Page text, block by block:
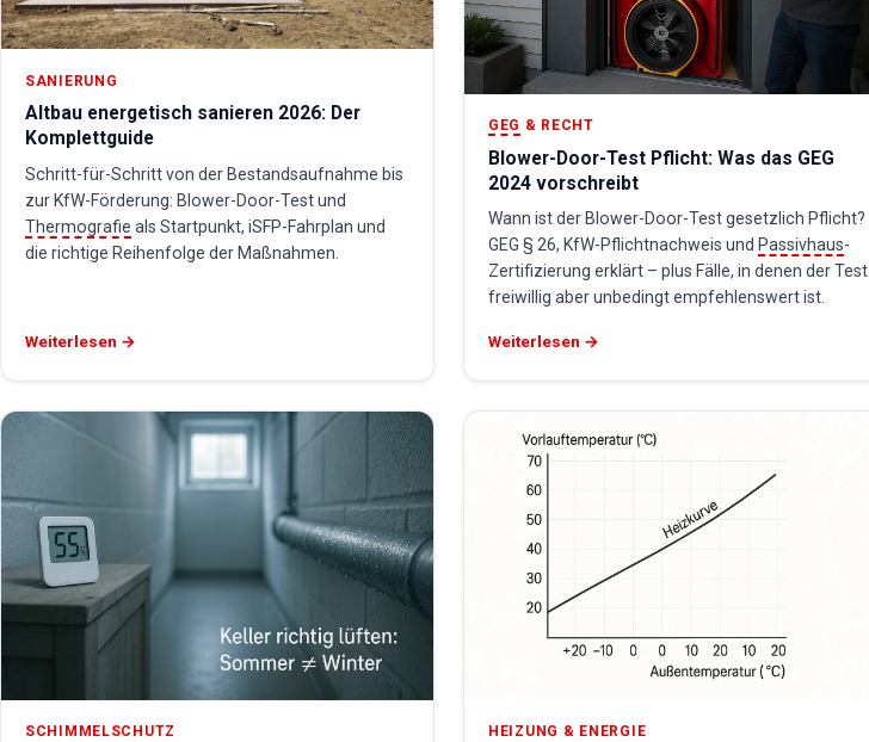
SANIERUNG
Altbau energetisch sanieren 2026: Der
Komplettguide
Schritt-für-Schritt von der Bestandsaufnahme bis
zur KfW-Förderung: Blower-Door-Test und
Thermografie als Startpunkt, iSFP-Fahrplan und
die richtige Reihenfolge der Maßnahmen.
Weiterlesen →
GEG & RECHT
Blower-Door-Test Pflicht: Was das GEG
2024 vorschreibt
Wann ist der Blower-Door-Test gesetzlich Pflicht?
GEG § 26, KfW-Pflichtnachweis und Passivhaus-
Zertifizierung erklärt – plus Fälle, in denen der Test
freiwillig aber unbedingt empfehlenswert ist.
Weiterlesen →
SCHIMMELSCHUTZ HEIZUNG & ENERGIE